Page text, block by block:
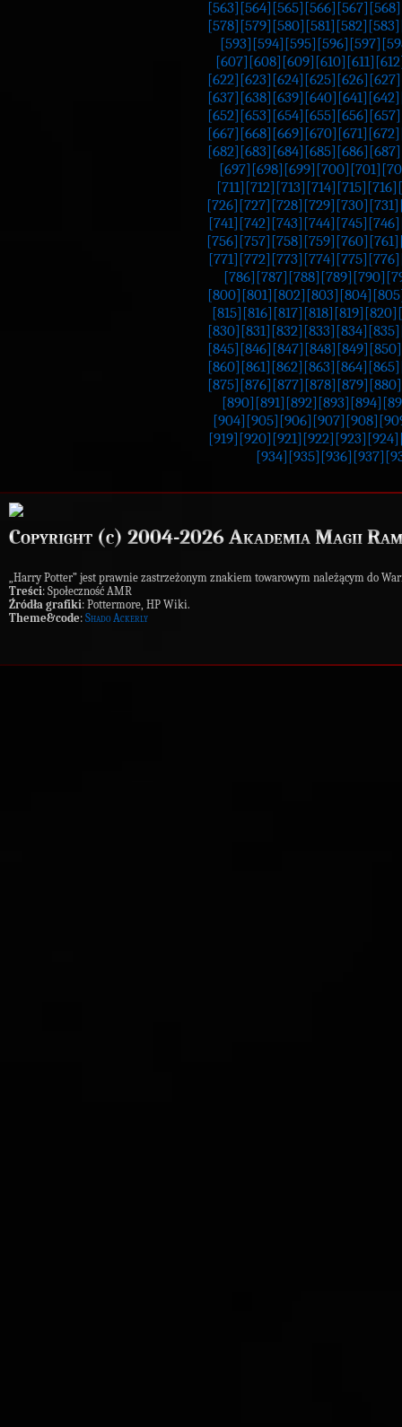
[563] [564] [565] [566] [567] [568]
[578] [579] [580] [581] [582] [583]
[593] [594] [595] [596] [597]
[607] [608] [609] [610] [611]
[622] [623] [624] [625] [626] [627]
[637] [638] [639] [640] [641] [642]
[652] [653] [654] [655] [656] [657]
[667] [668] [669] [670] [671] [672]
[682] [683] [684] [685] [686] [687]
[697] [698] [699] [700] [701]
[711] [712] [713] [714] [715] [716]
[726] [727] [728] [729] [730] [731]
[741] [742] [743] [744] [745] [746]
[756] [757] [758] [759] [760] [761]
[771] [772] [773] [774] [775] [776]
[786] [787] [788] [789] [790]
[800] [801] [802] [803] [804]
[815] [816] [817] [818] [819] [820]
[830] [831] [832] [833] [834] [835]
[845] [846] [847] [848] [849] [850]
[860] [861] [862] [863] [864] [865]
[875] [876] [877] [878] [879] [880]
[890] [891] [892] [893] [894]
[904] [905] [906] [907] [908]
[919] [920] [921] [922] [923] [924]
[934] [935] [936] [937]
Copyright (c) 2004-2026 Akademia Magii
„Harry Potter” jest prawnie zastrzeżonym znakiem towarowym należącym do
Treści: Społeczność AMR
Źródła grafiki: Pottermore, HP Wiki.
Theme&code: Shado Ackerly